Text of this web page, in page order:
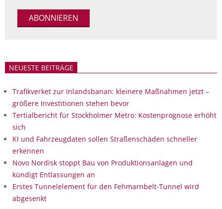
NEUESTE BEITRÄGE
Trafikverket zur Inlandsbanan: kleinere Maßnahmen jetzt –
größere Investitionen stehen bevor
Tertialbericht für Stockholmer Metro: Kostenprognose erhöht
sich
KI und Fahrzeugdaten sollen Straßenschäden schneller
erkennen
Novo Nordisk stoppt Bau von Produktionsanlagen und
kündigt Entlassungen an
Erstes Tunnelelement für den Fehmarnbelt-Tunnel wird
abgesenkt